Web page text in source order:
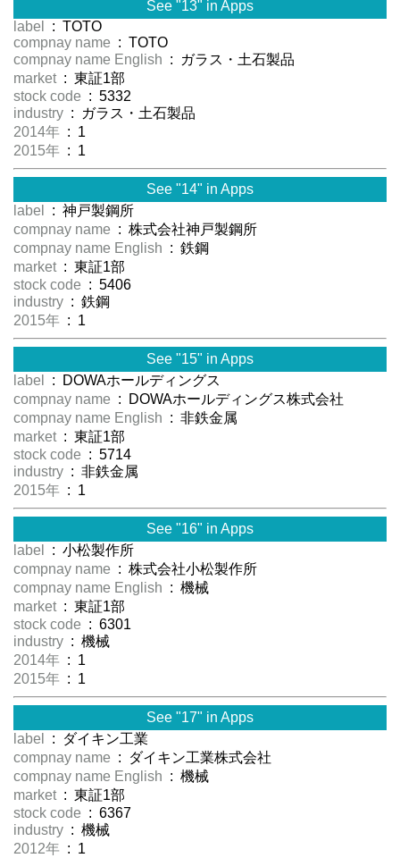
See "13" in Apps
label
: TOTO
compnay name : TOTO
compnay name English : ガラス・土石製品
market : 東証1部
stock code : 5332
industry : ガラス・土石製品
2014年 : 1
2015年 : 1
See "14" in Apps
label
: 神戸製鋼所
compnay name : 株式会社神戸製鋼所
compnay name English : 鉄鋼
market : 東証1部
stock code : 5406
industry : 鉄鋼
2015年 : 1
See "15" in Apps
label
: DOWAホールディングス
compnay name : DOWAホールディングス株式会社
compnay name English : 非鉄金属
market : 東証1部
stock code : 5714
industry : 非鉄金属
2015年 : 1
See "16" in Apps
label
: 小松製作所
compnay name : 株式会社小松製作所
compnay name English : 機械
market : 東証1部
stock code : 6301
industry : 機械
2014年 : 1
2015年 : 1
See "17" in Apps
label
: ダイキン工業
compnay name : ダイキン工業株式会社
compnay name English : 機械
market : 東証1部
stock code : 6367
industry : 機械
2012年 : 1